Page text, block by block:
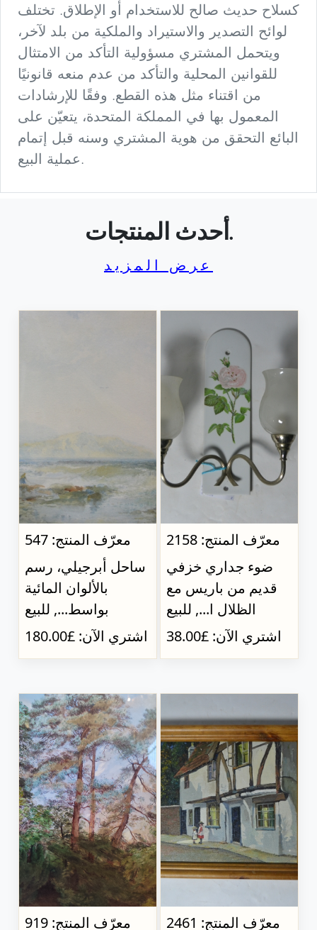
كسلاح حديث صالح للاستخدام أو الإطلاق. تختلف
لوائح التصدير والاستيراد والملكية من بلد لآخر،
ويتحمل المشتري مسؤولية التأكد من الامتثال
للقوانين المحلية والتأكد من عدم منعه قانونيًا
من اقتناء مثل هذه القطع. وفقًا للإرشادات
المعمول بها في المملكة المتحدة، يتعيّن على
البائع التحقق من هوية المشتري وسنه قبل إتمام
عملية البيع.
أحدث المنتجات.
عرض المزيد
معرّف المنتج: 547
ساحل أبرجيلي، رسم
بالألوان المائية
بواسط..., للبيع
اشتري الآن: £180.00
معرّف المنتج: 2158
ضوء جداري خزفي
قديم من باريس مع
الظلال ا..., للبيع
اشتري الآن: £38.00
معرّف المنتج: 919 معرّف المنتج: 2461